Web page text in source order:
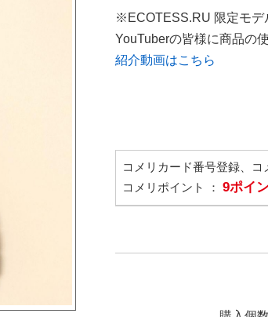
※ECOTESS.RU 限定モデ
YouTuberの皆様に商品の
紹介動画はこちら
コメリカード番号登録、
コメリポイント ： 9ポイ